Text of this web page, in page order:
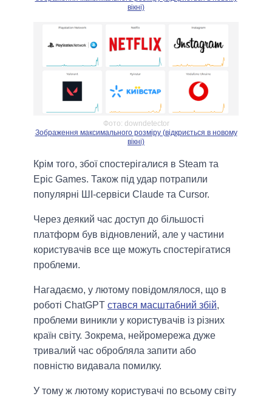
вікні)
Фото: downdetector
Зображення максимального розміру (відкриється в новому
вікні)
Крім того, збої спостерігалися в Steam та
Epic Games. Також під удар потрапили
популярні ШІ-сервіси Claude та Cursor.
Через деякий час доступ до більшості
платформ був відновлений, але у частини
користувачів все ще можуть спостерігатися
проблеми.
Нагадаємо, у лютому повідомлялося, що в
роботі ChatGPT стався масштабний збій,
проблеми виникли у користувачів із різних
країн світу. Зокрема, нейромережа дуже
тривалий час обробляла запити або
повністю видавала помилку.
У тому ж лютому користувачі по всьому світу